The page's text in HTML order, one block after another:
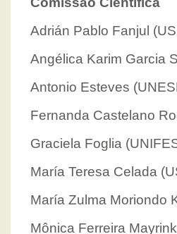
Adrián Pablo Fanjul
Angélica Karim Garcia
Antonio Esteves
Fernanda Castelano
Graciela Foglia
María Teresa Celada
María Zulma Moriondo
Mônica Ferreira